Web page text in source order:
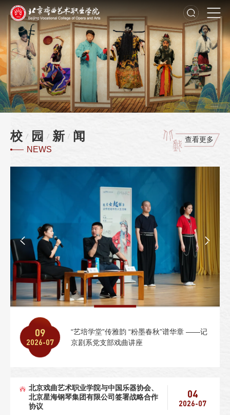
校 园 新 闻
NEWS
查看更多
09
2026-07
对标前沿拓思路 跨界融合促发展—— 学院
中层干部赴京东集团参观学习
09
2026-07
学急救、会自救、能互救——专项应急救护
培训圆满开展
09
2026-07
“艺培学堂”传雅韵 “粉墨春秋”谱华章 ——记
京剧系党支部戏曲讲座
06
2026-07
深化产教协同，共筑演艺高地——北京戏曲
艺术职业学院与北京天桥盛世投资集团有限
责任公司签署战略框架合作协议
06
2026-07
喜报！北京戏曲艺术职业学院党委和党员获
北京市文化和旅游局“两优一先”表彰
北京戏曲艺术职业学院与中国乐器协会、
北京星海钢琴集团有限公司签署战略合作
协议
04
2026-07